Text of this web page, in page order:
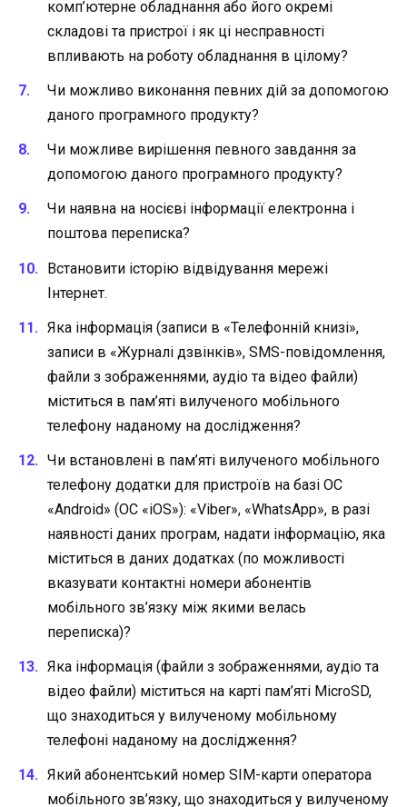
комп’ютерне обладнання або його окремі
складові та пристрої і як ці несправності
впливають на роботу обладнання в цілому?
Чи можливо виконання певних дій за допомогою
даного програмного продукту?
Чи можливе вирішення певного завдання за
допомогою даного програмного продукту?
Чи наявна на носієві інформації електронна і
поштова переписка?
Встановити історію відвідування мережі
Інтернет.
Яка інформація (записи в «Телефонній книзі»,
записи в «Журналі дзвінків», SMS-повідомлення,
файли з зображеннями, аудіо та відео файли)
міститься в пам’яті вилученого мобільного
телефону наданому на дослідження?
Чи встановлені в пам’яті вилученого мобільного
телефону додатки для пристроїв на базі ОС
«Android» (ОС «іОS»): «Viber», «WhatsApp», в разі
наявності даних програм, надати інформацію, яка
міститься в даних додатках (по можливості
вказувати контактні номери абонентів
мобільного зв’язку між якими велась
переписка)?
Яка інформація (файли з зображеннями, аудіо та
відео файли) міститься на карті пам’яті MicroSD,
що знаходиться у вилученому мобільному
телефоні наданому на дослідження?
Який абонентський номер SIM-карти оператора
мобільного зв’язку, що знаходиться у вилученому